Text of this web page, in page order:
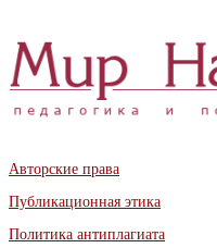
Авторские права
Публикационная этика
Политика антиплагиата